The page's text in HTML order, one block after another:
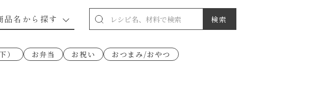
穀物類のレシピ 果実のレシピ
なんでも南蛮
朝シャン（パン派）
品名から探す
あえるハコネーゼ高菜
あえるハコネーゼナポリタン
ノ あえるハコネーゼたらこクリーム
） お弁当 お祝い おつまみ/おやつ